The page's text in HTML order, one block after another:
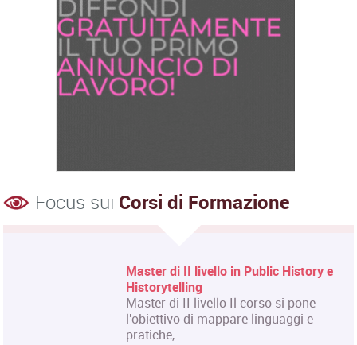
Focus sui Corsi di Formazione
Master di II livello in Public History e
Historytelling
Master di II livello Il corso si pone
l'obiettivo di mappare linguaggi e
pratiche,…